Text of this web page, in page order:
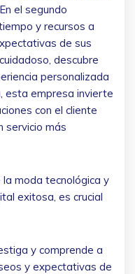
el segundo
y recursos a
de sus
descubre
personalizada
esta empresa invierte
con el cliente
servicio más
moda tecnológica y
exitosa, es crucial
y comprende a
y expectativas de